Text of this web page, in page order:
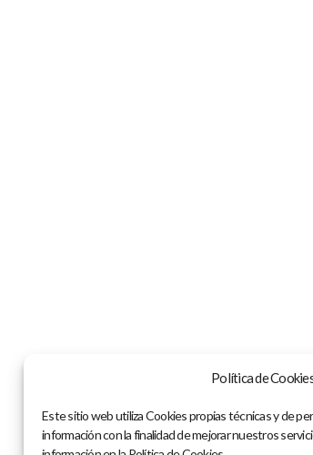
Política de
Este sitio web utiliza Cookies propias técnicas y de
información con la finalidad de mejorar nuestros